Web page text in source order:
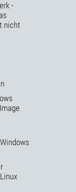
-
nicht